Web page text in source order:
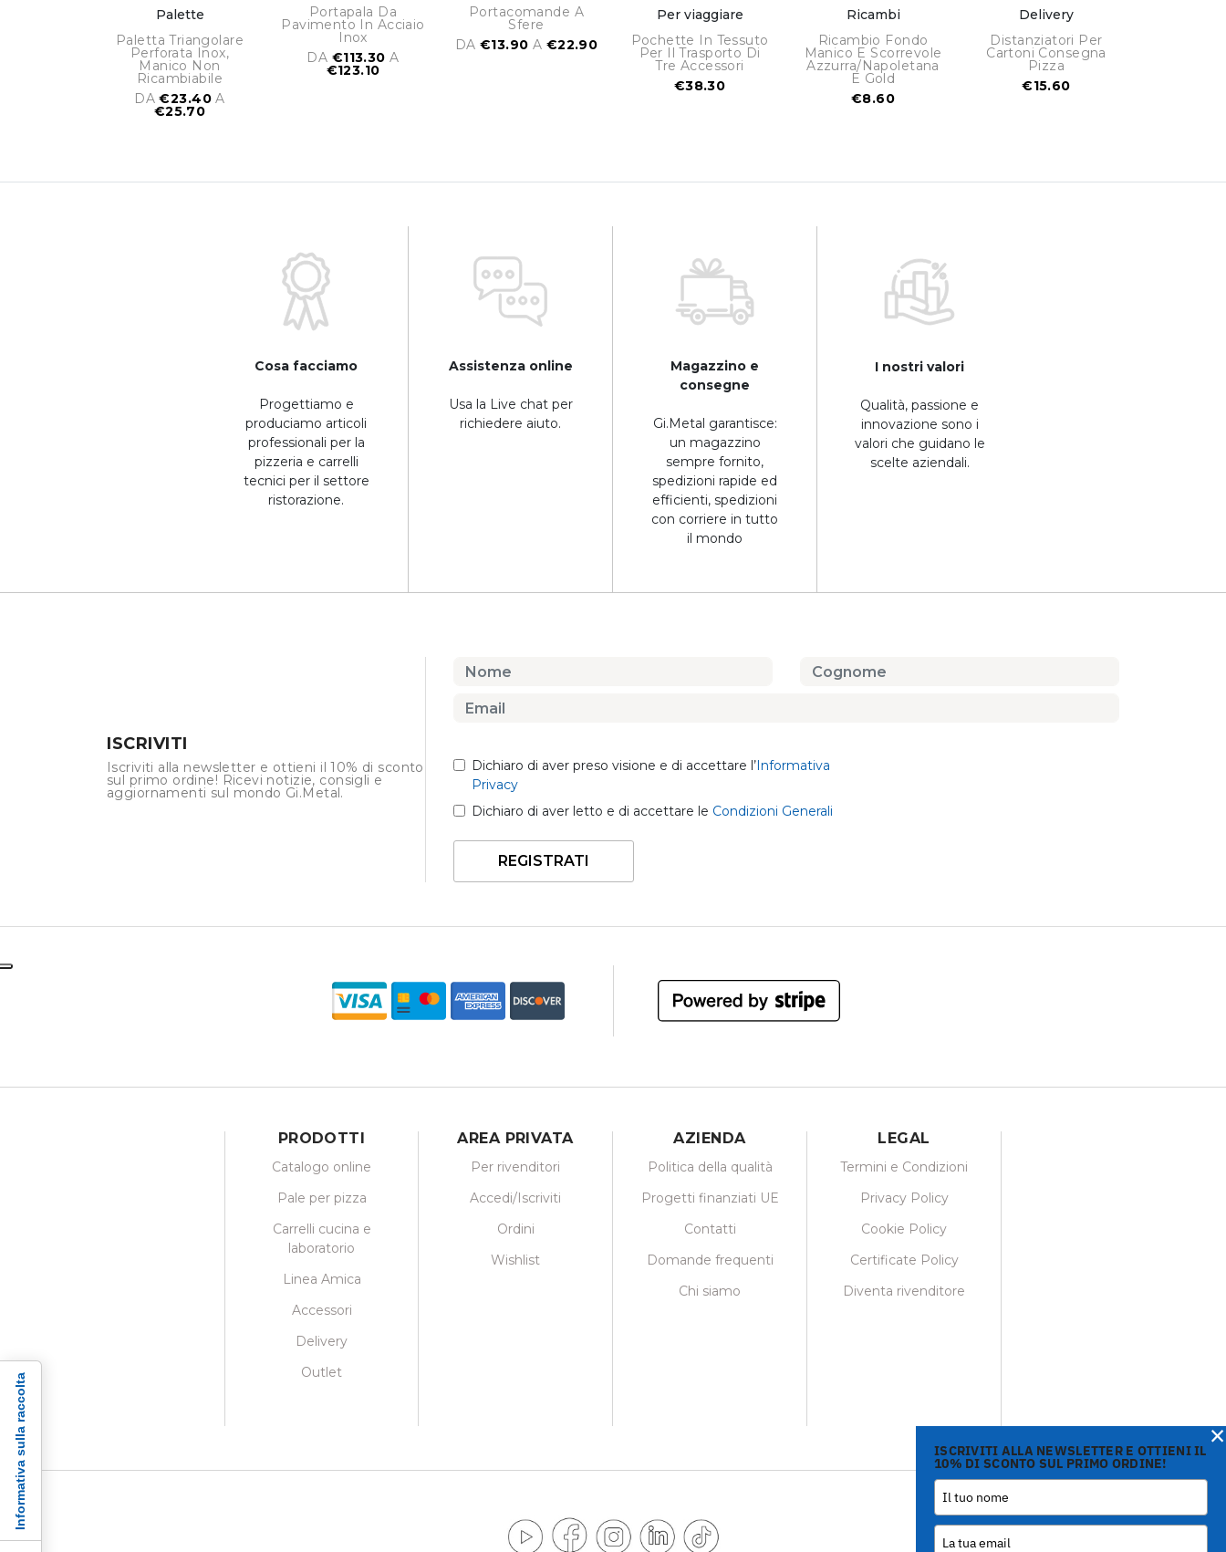
Palette
Paletta Triangolare
Perforata Inox,
Manico Non
Ricambiabile
DA€23.40A
€25.70
Portapala Da
Pavimento In Acciaio
Inox
DA €113.30A
€123.10
Portacomande A
Sfere
DA €13.90 A €22.90
Per viaggiare
Pochette In Tessuto
Per Il Trasporto Di
Tre Accessori
€38.30
Ricambi
Ricambio Fondo
Manico E Scorrevole
Azzurra/Napoletana
E Gold
€8.60
Delivery
Distanziatori Per
Cartoni Consegna
Pizza
€15.60
Cosa facciamo
Progettiamo e
produciamo articoli
professionali per la
pizzeria e carrelli
tecnici per il settore
ristorazione.
Assistenza online
Usa la Live chat per
richiedere aiuto.
Magazzino e
consegne
Gi.Metal garantisce:
un magazzino
sempre fornito,
spedizioni rapide ed
efficienti, spedizioni
con corriere in tutto
il mondo
I nostri valori
Qualità, passione e
innovazione sono i
valori che guidano le
scelte aziendali.
ISCRIVITI
Iscriviti alla newsletter e ottieni il 10% di sconto
sul primo ordine! Ricevi notizie, consigli e
aggiornamenti sul mondo Gi.Metal.
Dichiaro di aver preso visione e di accettare l’Informativa
Privacy
Dichiaro di aver letto e di accettare le Condizioni Generali
REGISTRATI
PRODOTTI
Catalogo online
Pale per pizza
Carrelli cucina e
laboratorio
Linea Amica
Accessori
Delivery
Outlet
AREA PRIVATA
Per rivenditori
Accedi/Iscriviti
Ordini
Wishlist
AZIENDA
Politica della qualità
Progetti finanziati UE
Contatti
Domande frequenti
Chi siamo
LEGAL
Termini e Condizioni
Privacy Policy
Cookie Policy
Certificate Policy
Diventa rivenditore
Informativa sulla raccolta ISCRIVITI ALLA NEWSLETTER E OTTIENI IL
10% DI SCONTO SUL PRIMO ORDINE!
×